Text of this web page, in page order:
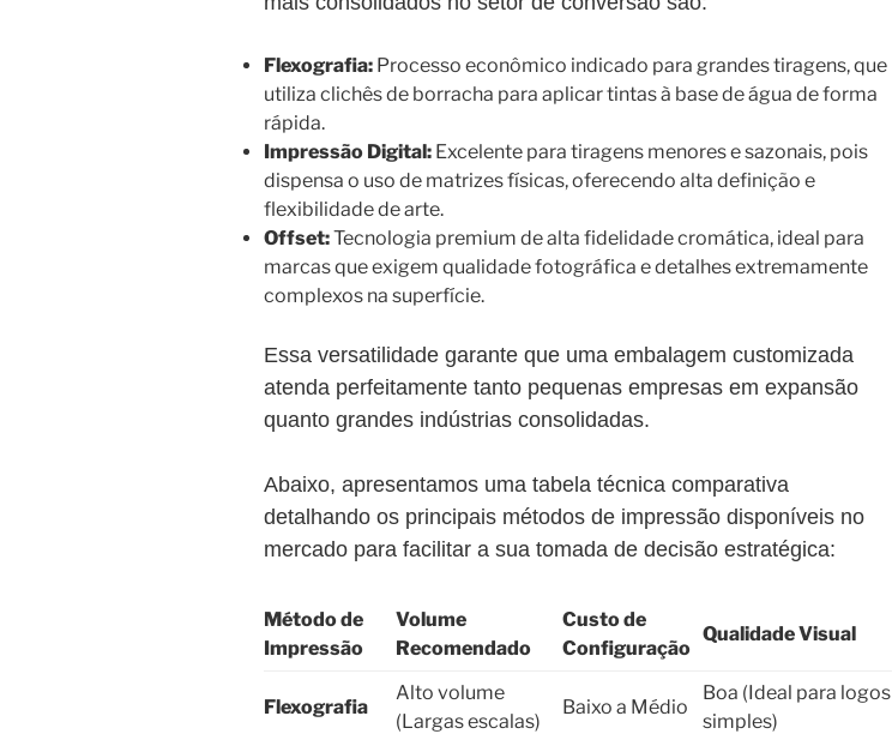
Flexografia: Processo econômico indicado para grandes tiragens, que
utiliza clichês de borracha para aplicar tintas à base de água de forma
rápida.
Impressão Digital: Excelente para tiragens menores e sazonais, pois
dispensa o uso de matrizes físicas, oferecendo alta definição e
flexibilidade de arte.
Offset:Tecnologia premium de alta fidelidade cromática, ideal para
marcas que exigem qualidade fotográfica e detalhes extremamente
complexos na superfície.
Essa versatilidade garante que uma embalagem customizada
atenda perfeitamente tanto pequenas empresas em expansão
quanto grandes indústrias consolidadas.
Abaixo, apresentamos uma tabela técnica comparativa
detalhando os principais métodos de impressão disponíveis no
mercado para facilitar a sua tomada de decisão estratégica:
Método de
Impressão
Volume
Recomendado
Custo de
Configuração
Qualidade Visual
Flexografia
Alto volume
(Largas escalas)
Baixo a Médio
Boa (Ideal para logos
simples)